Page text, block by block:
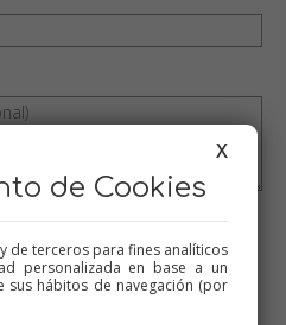
o de mal gusto.
antes de su publicación.
X
de Cookies
de terceros para fines analíticos
personalizada en base a un
hábitos de navegación (por